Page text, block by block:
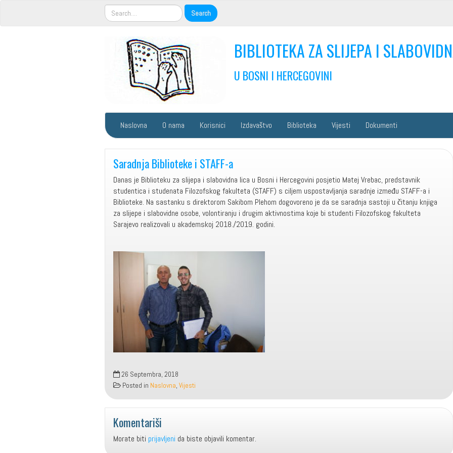
BIBLIOTEKA ZA SLIJEPA I
U BOSNI I HERCEGOVINI
Naslovna O nama Korisnici Izdavaštvo Biblioteka Vijesti Dokumenti
Saradnja Biblioteke i STAFF-a
Danas je Biblioteku za slijepa i slabovidna lica u Bosni i Hercegovini posjetio Matej Vrebac, predstavnik
studentica i studenata Filozofskog fakulteta (STAFF) s ciljem uspostavljanja saradnje između STAFF-a i
Biblioteke. Na sastanku s direktorom Sakibom Plehom dogovoreno je da se saradnja sastoji u čitanju knjiga
za slijepe i slabovidne osobe, volontiranju i drugim aktivnostima koje bi studenti Filozofskog fakulteta
Sarajevo realizovali u akademskoj 2018./2019. godini.
26 Septembra, 2018
Posted in Naslovna, Vijesti
Komentariši
Morate biti prijavljeni da biste objavili komentar.